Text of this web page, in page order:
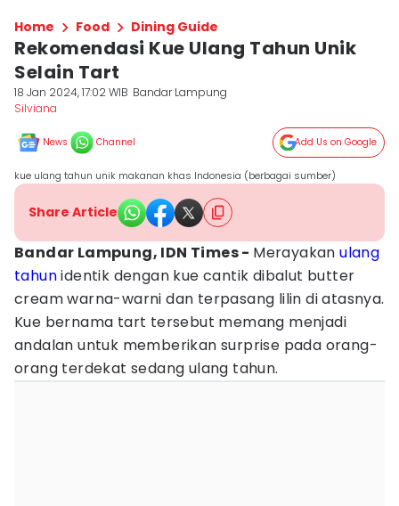
Home Food Dining Guide
Rekomendasi Kue Ulang Tahun Unik
Selain Tart
18 Jan 2024, 17:02 WIB Bandar Lampung
Silviana
News Channel Add Us on Google
kue ulang tahun unik makanan khas Indonesia (berbagai sumber)
Share Article
Bandar Lampung, IDN Times - Merayakanulang
tahunidentik dengan kue cantik dibalut butter
cream warna-warni dan terpasang lilin di atasnya.
Kue bernama tart tersebut memang menjadi
andalan untuk memberikan surprise pada orang-
orang terdekat sedang ulang tahun.